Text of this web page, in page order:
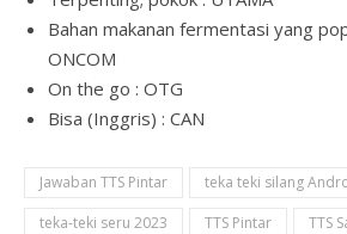
Bahan makanan fermentasi yang
ONCOM
On the go : OTG
Bisa (Inggris) : CAN
Jawaban TTS Pintar
teka teki silang
teka-teki seru 2023
TTS Pintar
TTS